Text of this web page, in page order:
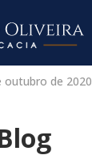
outubro de 2020